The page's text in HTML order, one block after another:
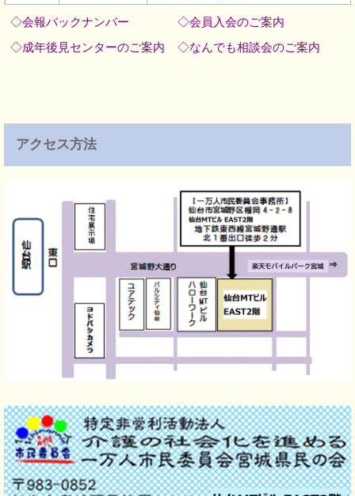
◇会報バックナンバー
◇会員入会のご案内
◇成年後見センターのご案内
◇なんでも相談会のご案内
アクセス方法